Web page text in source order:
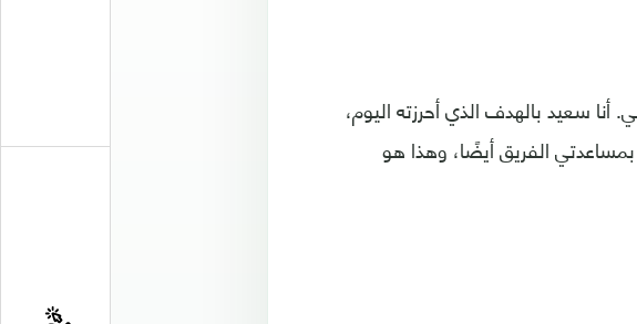
سعيد بالهدف الذي أحرزته اليوم،
الفريق أيضًا، وهذا هو